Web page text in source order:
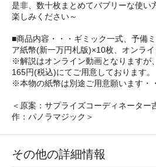
是非、数十枚まとめてバブリーな使い
楽しみください～
■商品内容・・・ギミック一式、予備
ア紙幣(新一万円札版)×10枚、オンラ
※解説はオンライン動画となりますが
165円(税込)にてご用意しております。
※本物の紙幣は別途ご用意願います・
＜原案：サプライズコーディネーター
作：パノラマジック＞
その他の詳細情報